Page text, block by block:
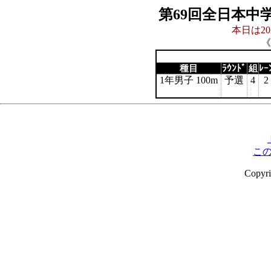
第69回全日本中
本日は
種目 ﾗｳﾝﾄﾞ 組 ﾚｰ
1年男子 100m 予選 4 2
こ